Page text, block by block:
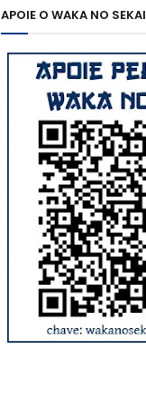
APOIE O WAKA NO SEKAI